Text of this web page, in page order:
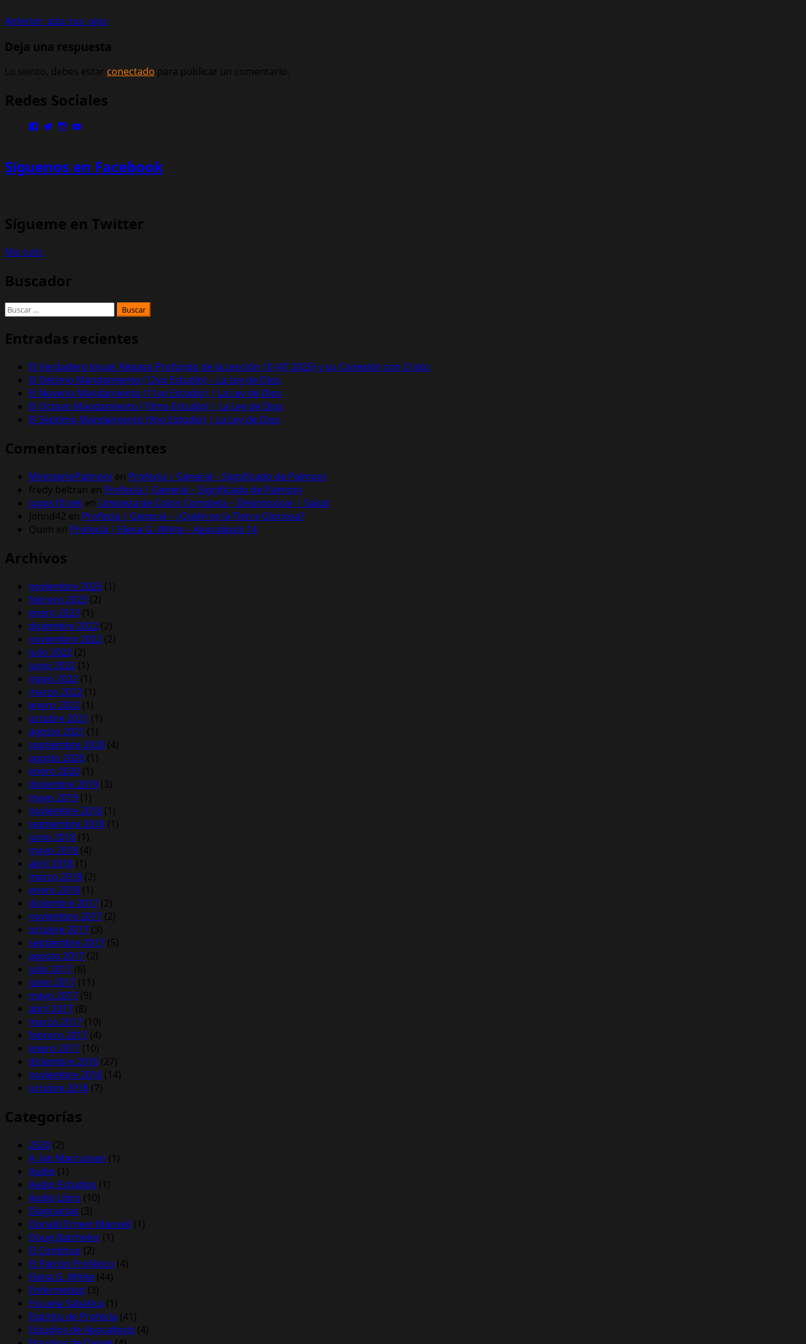
Navegación
de
entradas
Anterior: alza_tus_ojos
Deja una respuesta
Lo siento, debes estar conectado para publicar un comentario.
Redes Sociales
Ver
en
Facebook
Ver
en
Twitter
Ver
en
Instagram
en
YouTube
Síguenos en Facebook
Sígueme en Twitter
Mis tuits
Buscador
Buscar:
Entradas recientes
El Verdadero Josué: Repaso Profundo de la Lección 10 (4T 2025) y su Conexión con Cristo
El Décimo Mandamiento (12vo Estudio) – La Ley de Dios
El Noveno Mandamiento (11vo Estudio) | La Ley de Dios
El Octavo Mandamiento (10mo Estudio) | La Ley de Dios
El Séptimo Mandamiento (9no Estudio) | La Ley de Dios
Comentarios recientes
MinisterioPalmoni en Profecía | General – Significado de Palmoni
fredy beltran en Profecía | General – Significado de Palmoni
jugos10.net en Limpieza de Colon Completa – Desintoxicar | Salud
Johnd42 en Profecía | General – ¿Quién es la Tierra Gloriosa?
Quim en Profecía | Elena G. White – Apocalipsis 14
Archivos
noviembre 2025 (1)
febrero 2023 (2)
enero 2023 (1)
diciembre 2022 (2)
noviembre 2022 (2)
julio 2022 (2)
junio 2022 (1)
mayo 2022 (1)
marzo 2022 (1)
enero 2022 (1)
octubre 2021 (1)
agosto 2021 (1)
septiembre 2020 (4)
agosto 2020 (1)
enero 2020 (1)
diciembre 2019 (3)
mayo 2019 (1)
noviembre 2018 (1)
septiembre 2018 (1)
junio 2018 (1)
mayo 2018 (4)
abril 2018 (1)
marzo 2018 (2)
enero 2018 (1)
diciembre 2017 (2)
noviembre 2017 (2)
octubre 2017 (3)
septiembre 2017 (5)
agosto 2017 (2)
julio 2017 (6)
junio 2017 (11)
mayo 2017 (9)
abril 2017 (8)
marzo 2017 (10)
febrero 2017 (4)
enero 2017 (10)
diciembre 2016 (27)
noviembre 2016 (14)
octubre 2016 (7)
Categorías
2520 (2)
A. Jan Marcussen (1)
Audio (1)
Audio Estudios (1)
Audio Libro (10)
Diagramas (3)
Donald Ernest Mansell (1)
Doug Batchelor (1)
El Continuo (2)
El Patrón Profético (4)
Elena G. White (44)
Enfermedad (3)
Escuela Sabática (1)
Espíritu de Profecía (41)
Estudios de Apocalipsis (4)